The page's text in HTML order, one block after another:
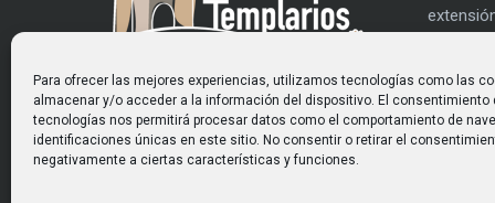
Para ofrecer las mejores experiencias, utilizamos tecnologías como las
almacenar y/o acceder a la información del dispositivo. El consentimiento
tecnologías nos permitirá procesar datos como el comportamiento de
identificaciones únicas en este sitio. No consentir o retirar el
negativamente a ciertas características y funciones.
HORARIO
De NOVIEMBRE a FEBRERO de 10:00 a
14:00 y de 16:00 a 18:00 h.
gran
utilizar